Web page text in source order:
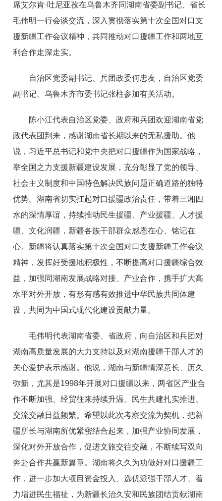
席艾尔肯·吐尼亚孜在乌鲁木齐同湖南省委副书记、省长
毛伟明一行会谈交流，深入贯彻落实第十次全国对口支
援新疆工作会议精神，共同推动对口援疆工作和两地互
利合作走深走实。
自治区党委副书记、兵团政委何忠友，自治区党委
副书记、乌鲁木齐市委书记张柱参加有关活动。
陈小江代表自治区党委、政府和兵团欢迎湖南省党
政代表团到来，感谢湖南省长期以来的无私援助。他
说，习近平总书记和党中央把对口援疆作为国家战略，
举全国之力支援新疆建设发展，充分彰显了党的领导、
社会主义制度和中国特色解决民族问题正确道路的独特
优势。湖南省切实扛起对口援疆政治责任，带着三湘四
水的深情厚谊，持续推动民生援疆、产业援疆、人才援
疆、文化润疆，新疆各族干部群众感恩在心、铭记在
心。新疆将认真落实第十次全国对口支援新疆工作会议
精神，发挥好受援地积极性，不断提高对口援疆综合效
益，加强同湖南发展战略对接、产业合作，携手扩大高
水平对外开放，有形有感有效推进中华民族共同体建
设，共同为中国式现代化建设贡献力量。
毛伟明代表湖南省委、省政府，向自治区和兵团对
湖南高质量发展的大力支持以及对湖南援疆干部人才的
关心爱护表示感谢。他说，湖南与新疆情深意长、历久
弥新，尤其是1998年开展对口援疆以来，两省区产业合
作不断加强、经贸往来持续升温、民生共建扎实推进、
交流交融日益频繁。希望以此次考察交流为契机，把新
疆所长与湖南所优紧密结合起来，加强产业协同发展，
深化对外开放合作，促进文旅交往交融，不断续写双向
奔赴合作共赢新篇章。湖南将久久为功做好对口援疆工
作，进一步加大项目资金投入、选优派强干部人才、着
力增进民生福祉，为新疆长治久安和民族团结贡献湖南